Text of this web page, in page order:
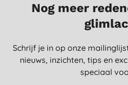
Nog meer
Schrijf je in op onze
nieuws, inzichten, tips en
speciaal